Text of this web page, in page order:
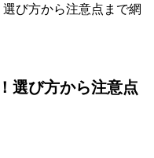
び方から注意点まで網
選び方から注意点